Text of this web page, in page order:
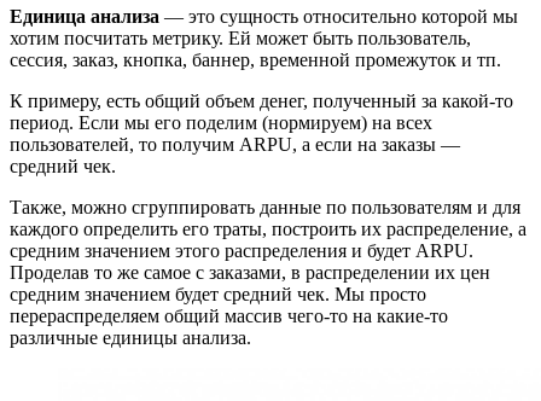
Единица анализа — это сущность относительно которой мы
хотим посчитать метрику. Ей может быть пользователь,
сессия, заказ, кнопка, баннер, временной промежуток и тп.
К примеру, есть общий объем денег, полученный за какой-то
период. Если мы его поделим (нормируем) на всех
пользователей, то получим ARPU, а если на заказы —
средний чек.
Также, можно сгруппировать данные по пользователям и для
каждого определить его траты, построить их распределение, а
средним значением этого распределения и будет ARPU.
Проделав то же самое с заказами, в распределении их цен
средним значением будет средний чек. Мы просто
перераспределяем общий массив чего-то на какие-то
различные единицы анализа.